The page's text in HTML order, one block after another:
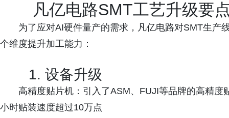
凡亿电路SMT工艺升级要
为了应对AI硬件量产的需求，凡亿电路对SMT生产
个维度提升加工能力：
1. 设备升级
高精度贴片机：引入了ASM、FUJI等品牌的高精
小时贴装速度超过10万点